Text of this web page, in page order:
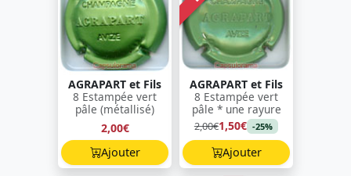
AGRAPART et Fils
8 Estampée vert
pâle (métallisé)
2,00€
Ajouter
AGRAPART et Fils
8 Estampée vert
pâle * une rayure
2,00€1,50€ -25%
Ajouter